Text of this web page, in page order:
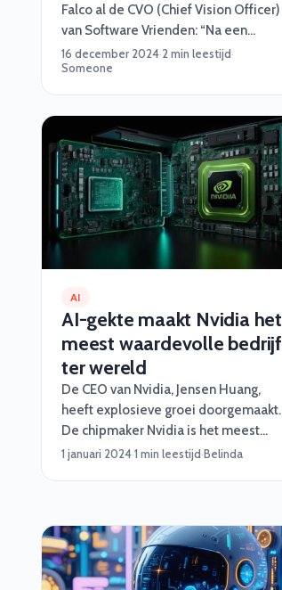
Falco al de CVO (Chief Vision Officer)
van Software Vrienden: “Na een
studie Informatica deden we al snel
veel mooie projecten samen,
langzaamaan rolde ik vanzelf
eigenlijk bij Software Vrienden
binnen. Dat begon eerst met wat
hackathons en later wat grotere
opdrachten.”
16 december 2024·2 min leestijd·
Someone
AI
AI-gekte maakt Nvidia het
meest waardevolle bedrijf
ter wereld
De CEO van Nvidia, Jensen Huang,
heeft explosieve groei doorgemaakt.
De chipmaker Nvidia is het meest
waardevolle bedrijf ter wereld
1 januari 2024·1 min leestijd·Belinda